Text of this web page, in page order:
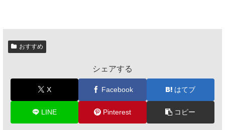
おすすめ
シェアする
X Facebook はてブ
LINE Pinterest コピー